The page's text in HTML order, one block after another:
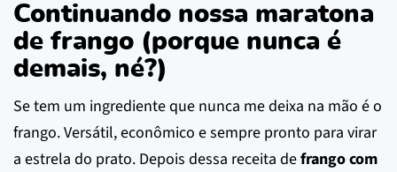
Continuando nossa maratona
de frango (porque nunca é
demais, né?)
Se tem um ingrediente que nunca me deixa na mão é o
frango. Versátil, econômico e sempre pronto para virar
a estrela do prato. Depois dessa receita defrango com